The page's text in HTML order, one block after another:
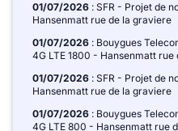
01/07/2026 : SFR - Projet de
Hansenmatt rue de la graviere
01/07/2026 : Bouygues
4G LTE 1800 - Hansenmatt
01/07/2026 : SFR - Projet de
Hansenmatt rue de la graviere
01/07/2026 : Bouygues
4G LTE 800 - Hansenmatt rue